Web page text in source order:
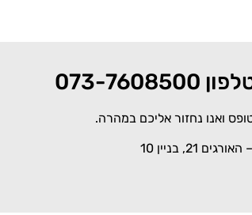
7608500
ואנו נחזור אליכם במהרה.
21, בניין 10